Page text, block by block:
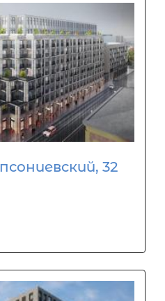
32